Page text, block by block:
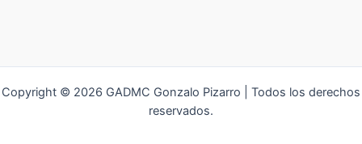
Copyright © 2026 GADMC Gonzalo Pizarro | Todos los derechos
reservados.